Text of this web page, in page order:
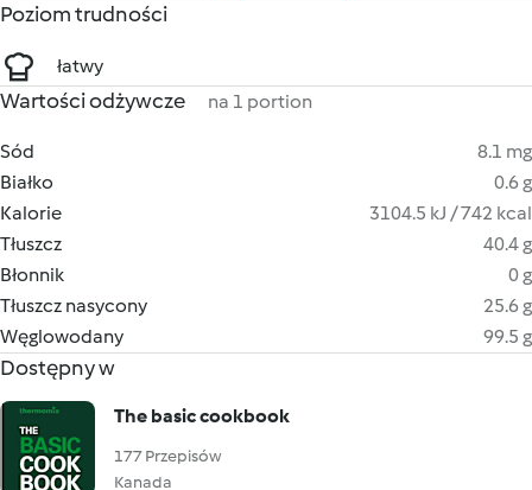
Poziom trudności
łatwy
Wartości odżywcze na 1 portion
Sód
8.1 mg
Białko
0.6 g
Kalorie
3104.5 kJ / 742 kcal
Tłuszcz
40.4 g
Błonnik
0 g
Tłuszcz nasycony
25.6 g
Węglowodany
99.5 g
Dostępny w
The basic cookbook
177 Przepisów
Kanada